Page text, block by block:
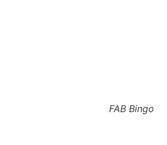
FAB Bingo